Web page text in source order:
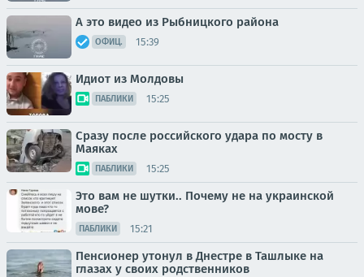
А это видео из Рыбницкого района
ОФИЦ. 15:39
Идиот из Молдовы
ПАБЛИКИ 15:25
Сразу после российского удара по мосту в
Маяках
ПАБЛИКИ 15:25
Это вам не шутки.. Почему не на украинской
мове?
ПАБЛИКИ 15:21
Пенсионер утонул в Днестре в Ташлыке на
глазах у своих родственников